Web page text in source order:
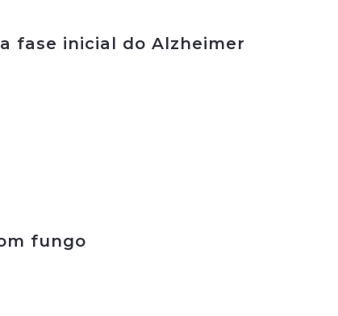
fase inicial do Alzheimer
fungo